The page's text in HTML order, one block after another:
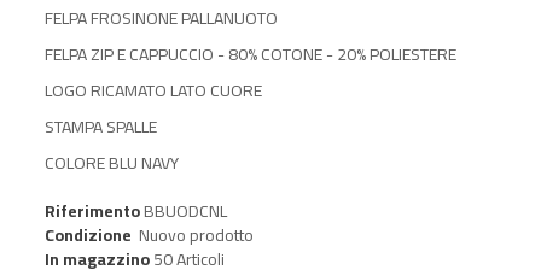
FELPA FROSINONE PALLANUOTO
FELPA ZIP E CAPPUCCIO - 80% COTONE - 20% POLIESTERE
LOGO RICAMATO LATO CUORE
STAMPA SPALLE
COLORE BLU NAVY
RiferimentoBBUODCNL
Condizione Nuovo prodotto
In magazzino50 Articoli